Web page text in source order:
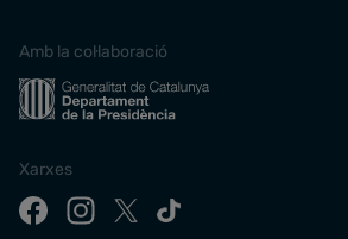
Amb la col·laboració
Xarxes